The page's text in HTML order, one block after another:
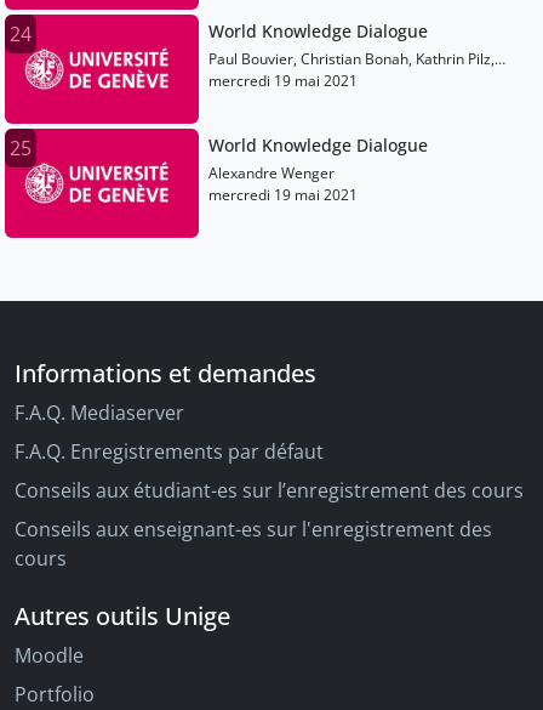
24 World Knowledge Dialogue
Paul Bouvier, Christian Bonah, Kathrin Pilz,
Anne Rassmussen, Bertrand Taithe
mercredi 19 mai 2021
25 World Knowledge Dialogue
Alexandre Wenger
mercredi 19 mai 2021
Informations et demandes
F.A.Q. Mediaserver
F.A.Q. Enregistrements par défaut
Conseils aux étudiant-es sur l’enregistrement des cours
Conseils aux enseignant-es sur l'enregistrement des
cours
Autres outils Unige
Moodle
Portfolio